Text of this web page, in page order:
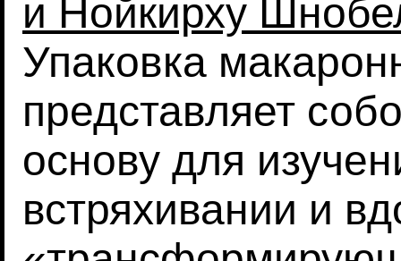
и Нойкирху
Упаковка
представляет
основу для
встряхивании и